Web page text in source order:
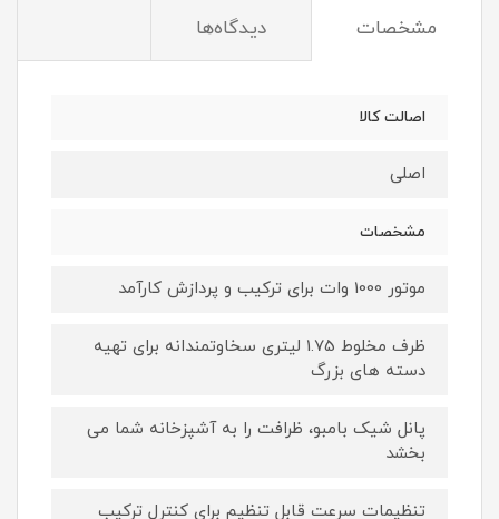
مشخصات دیدگاه‌ها
اصالت کالا
اصلی
مشخصات
موتور 1000 وات برای ترکیب و پردازش کارآمد
ظرف مخلوط 1.75 لیتری سخاوتمندانه برای تهیه
دسته های بزرگ
پانل شیک بامبو، ظرافت را به آشپزخانه شما می
بخشد
تنظیمات سرعت قابل تنظیم برای کنترل ترکیب